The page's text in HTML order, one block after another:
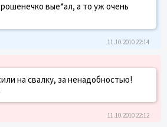
вые*ал, а то уж очень
11.10.2010 22:14
на свалку, за ненадобностью!
11.10.2010 22:12